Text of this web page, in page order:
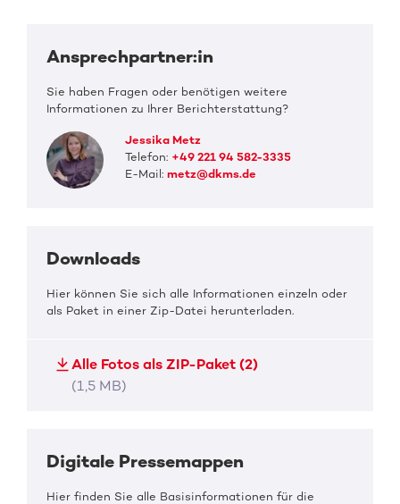
Ansprechpartner:in
Sie haben Fragen oder benötigen weitere
Informationen zu Ihrer Berichterstattung?
Jessika Metz
Telefon: +49 221 94 582-3335
E-Mail:metz@dkms.de
Downloads
Hier können Sie sich alle Informationen einzeln oder
als Paket in einer Zip-Datei herunterladen.
Alle Fotos als ZIP-Paket (2)
(1,5 MB)
Digitale Pressemappen
Hier finden Sie alle Basisinformationen für die